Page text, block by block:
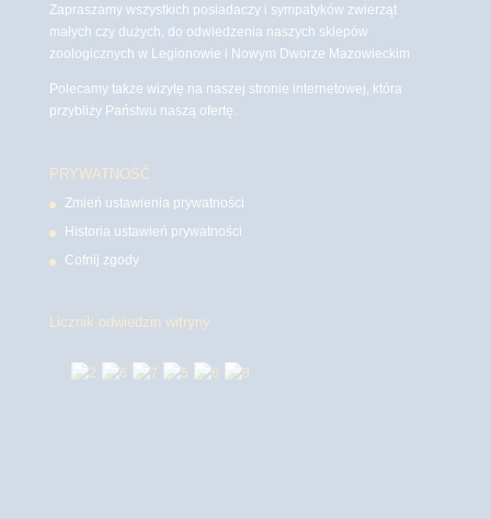
Zapraszamy wszystkich posiadaczy i sympatyków zwierząt
małych czy dużych, do odwiedzenia naszych sklepów
zoologicznych w Legionowie i Nowym Dworze Mazowieckim
Polecamy także wizytę na naszej stronie internetowej, która
przybliży Państwu naszą ofertę.
PRYWATNOŚĆ
Zmień ustawienia prywatności
Historia ustawień prywatności
Cofnij zgody
Licznik odwiedzin witryny